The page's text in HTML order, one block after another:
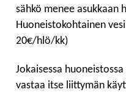
sähkö menee asukkaan
Huoneistokohtainen
20€/hlö/kk)
Jokaisessa
vastaa itse liittymän